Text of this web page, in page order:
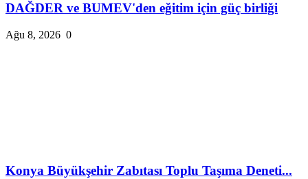
DAĞDER ve BUMEV'den eğitim için güç birliği
Ağu 8, 2026 0
Konya Büyükşehir Zabıtası Toplu Taşıma Deneti...